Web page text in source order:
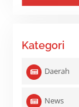
Kategori
Daerah
News